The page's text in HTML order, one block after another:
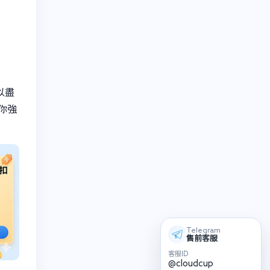
盡
強
Telegram
售前客服
客服ID
@cloudcup